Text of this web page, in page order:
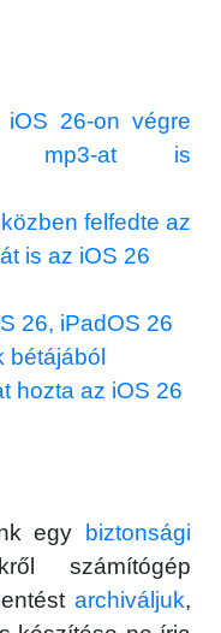
26-on végre
mp3-at is
felfedte az
is az iOS 26
26, iPadOS 26
bétájából
hozta az iOS 26
egy biztonsági
számítógép
archiváljuk,